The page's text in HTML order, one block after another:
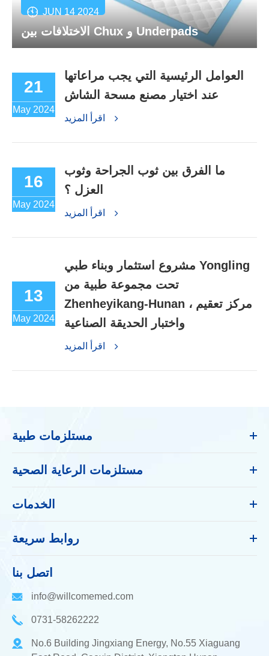
JUN 14 2024
الاختلافات بين Chux و Underpads
21
May 2024
العوامل الرئيسية التي يجب مراعاتها
عند اختيار مصنع مسحة الشاش
16
May 2024
ما الفرق بين ثوب الجراحة وثوب
العزل ؟
13
May 2024
مشروع استثمار وبناء طبي Yongling
تحت مجموعة طبية من
Zhenheyikang-Hunan ، مركز تعقيم
واختبار الحديقة الصناعية
مستلزمات طبية
مستلزمات الرعاية الصحية
الخدمات
روابط سريعة
اتصل بنا
info@willcomemed.com
0731-58262222
No.6 Building Jingxiang Energy, No.55 Xiaguang